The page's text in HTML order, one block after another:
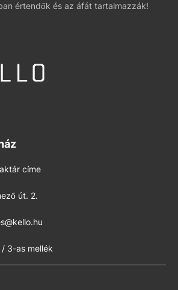
értendők és az áfát tartalmazzák!
címe
út. 2.
3-as mellék